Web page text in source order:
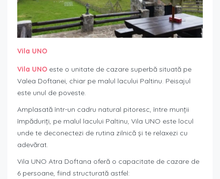
Vila UNO
Vila UNO este o unitate de cazare superbă situată pe
Valea Doftanei, chiar pe malul lacului Paltinu. Peisajul
este unul de poveste.
Amplasată într-un cadru natural pitoresc, între munţii
împăduriţi, pe malul lacului Paltinu, Vila UNO este locul
unde te deconectezi de rutina zilnică şi te relaxezi cu
adevărat.
Vila UNO Atra Doftana oferă o capacitate de cazare de
6 persoane, fiind structurată astfel: